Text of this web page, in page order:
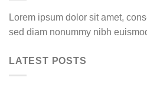
Lorem ipsum dolor sit amet,
sed diam nonummy nibh
LATEST POSTS